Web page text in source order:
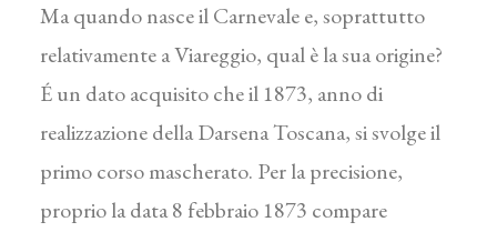
Ma quando nasce il Carnevale e, soprattutto
relativamente a Viareggio, qual è la sua origine?
É un dato acquisito che il 1873, anno di
realizzazione della Darsena Toscana, si svolge il
primo corso mascherato. Per la precisione,
proprio la data 8 febbraio 1873 compare